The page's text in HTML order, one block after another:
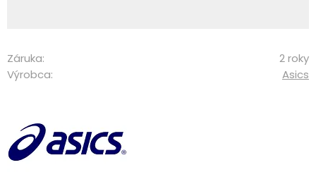
Záruka:
2 roky
Výrobca:
Asics